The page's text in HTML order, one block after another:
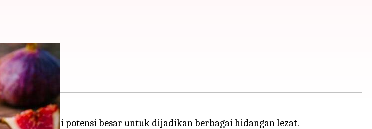
memiliki potensi besar untuk dijadikan berbagai hidangan lezat.